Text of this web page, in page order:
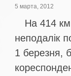
5 марта, 2012
На 414 км
неподалік
1 березня,